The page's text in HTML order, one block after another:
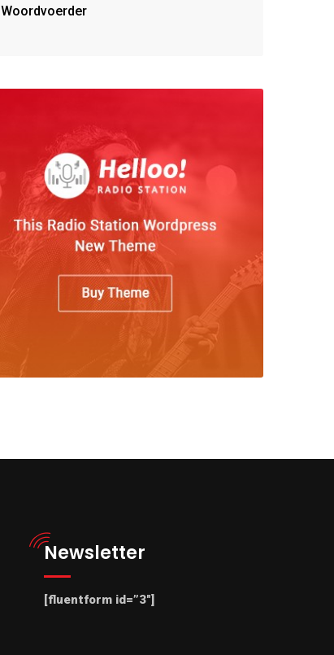
Woordvoerder
Newsletter
[fluentform id=”3″]